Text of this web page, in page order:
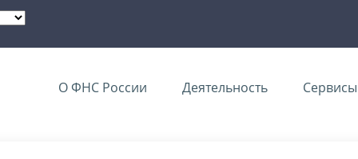
О ФНС России Деятельность Сервисы